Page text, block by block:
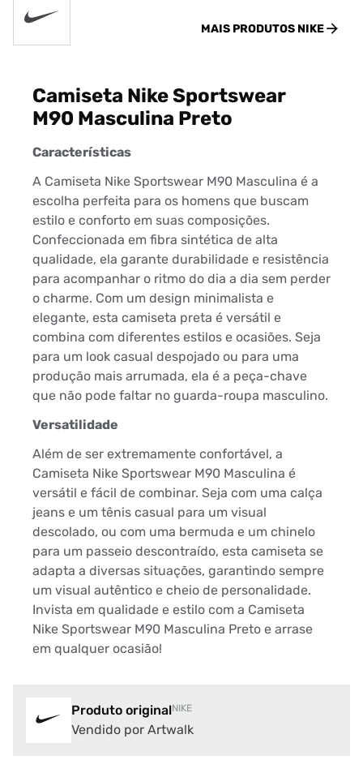
MAIS PRODUTOS NIKE
Camiseta Nike Sportswear
M90 Masculina Preto
Características
A Camiseta Nike Sportswear M90 Masculina é a
escolha perfeita para os homens que buscam
estilo e conforto em suas composições.
Confeccionada em fibra sintética de alta
qualidade, ela garante durabilidade e resistência
para acompanhar o ritmo do dia a dia sem perder
o charme. Com um design minimalista e
elegante, esta camiseta preta é versátil e
combina com diferentes estilos e ocasiões. Seja
para um look casual despojado ou para uma
produção mais arrumada, ela é a peça-chave
que não pode faltar no guarda-roupa masculino.
Versatilidade
Além de ser extremamente confortável, a
Camiseta Nike Sportswear M90 Masculina é
versátil e fácil de combinar. Seja com uma calça
jeans e um tênis casual para um visual
descolado, ou com uma bermuda e um chinelo
para um passeio descontraído, esta camiseta se
adapta a diversas situações, garantindo sempre
um visual autêntico e cheio de personalidade.
Invista em qualidade e estilo com a Camiseta
Nike Sportswear M90 Masculina Preto e arrase
em qualquer ocasião!
Produto originalNIKE
Vendido por Artwalk